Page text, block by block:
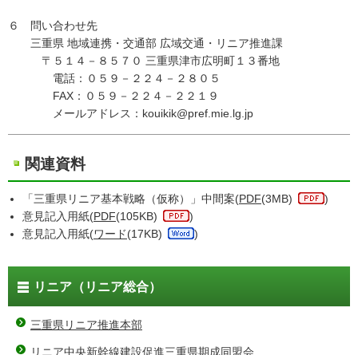
６ 問い合わせ先
三重県 地域連携・交通部 広域交通・リニア推進課
〒５１４－８５７０ 三重県津市広明町１３番地
電話：０５９－２２４－２８０５
FAX：０５９－２２４－２２１９
メールアドレス：kouikik@pref.mie.lg.jp
関連資料
「三重県リニア基本戦略（仮称）」中間案(PDF(3MB)
)
意見記入用紙(PDF(105KB)
)
意見記入用紙(ワード(17KB) )
リニア（リニア総合）
三重県リニア推進本部
リニア中央新幹線建設促進三重県期成同盟会